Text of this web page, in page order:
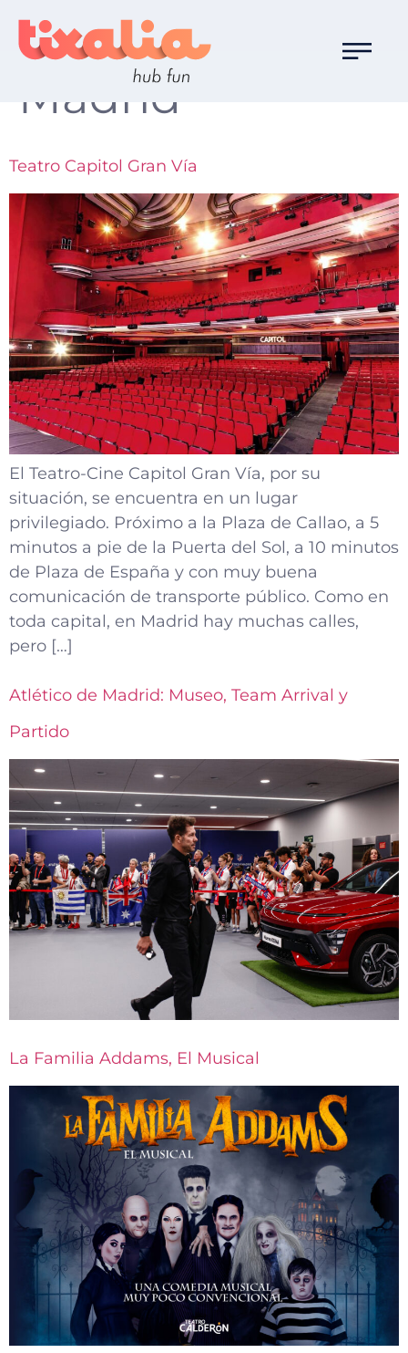
Localización:
Madrid
Teatro Capitol Gran Vía
El Teatro-Cine Capitol Gran Vía, por su
situación, se encuentra en un lugar
privilegiado. Próximo a la Plaza de Callao, a 5
minutos a pie de la Puerta del Sol, a 10 minutos
de Plaza de España y con muy buena
comunicación de transporte público. Como en
toda capital, en Madrid hay muchas calles,
pero […]
Atlético de Madrid: Museo, Team Arrival y
Partido
La Familia Addams, El Musical